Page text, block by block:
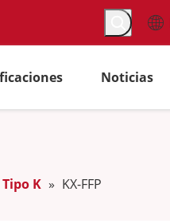
Noticias
Tipo K » KX-FFP